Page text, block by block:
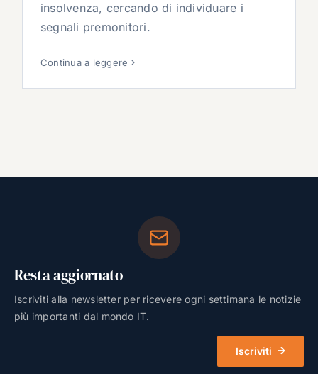
insolvenza, cercando di individuare i
segnali premonitori.
Continua a leggere
Resta aggiornato
Iscriviti alla newsletter per ricevere ogni settimana le notizie
più importanti dal mondo IT.
Iscriviti